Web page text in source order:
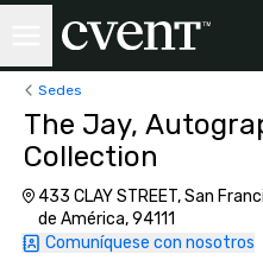
Sedes
The Jay,
Collection
433 CLAY STREET, San
de América, 94111
Comuníquese con nosotros